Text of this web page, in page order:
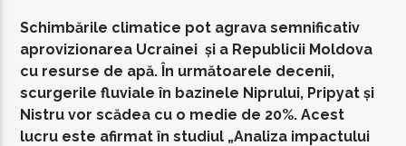
Schimbările climatice pot agrava semnificativ
aprovizionarea Ucrainei și a Republicii Moldova
cu resurse de apă. În următoarele decenii,
scurgerile fluviale în bazinele Niprului, Pripyat și
Nistru vor scădea cu o medie de 20%. Acest
lucru este afirmat în studiul „Analiza impactului